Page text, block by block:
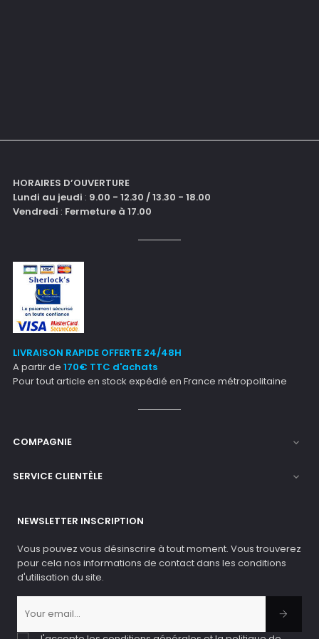
HORAIRES D’OUVERTURE
Lundi au jeudi : 9.00 - 12.30 / 13.30 - 18.00
Vendredi : Fermeture à 17.00
LIVRAISON RAPIDE OFFERTE 24/48H
A partir de 170€ TTC d'achats
Pour tout article en stock expédié en France métropolitaine
COMPAGNIE 
SERVICE CLIENTÈLE 
NEWSLETTER INSCRIPTION
Vous pouvez vous désinscrire à tout moment. Vous trouverez
pour cela nos informations de contact dans les conditions
d'utilisation du site.